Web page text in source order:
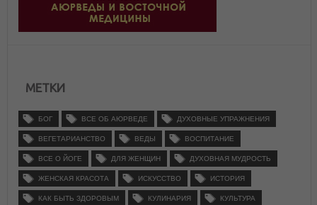
МЕТКИ
БОГ ВСЕ ОБ АЮРВЕДЕ ДУХОВНЫЕ УПРАЖНЕНИЯ
ВЕГЕТАРИАНСТВО ВЕДЫ ВОСПИТАНИЕ
ВСЕ О ЙОГЕ ДЛЯ ЖЕНЩИН ДУХОВНАЯ МУДРОСТЬ
ЖЕНСКАЯ КРАСОТА ИСКУССТВО ИСТОРИЯ
КАК БЫТЬ ЗДОРОВЫМ КУЛИНАРИЯ КУЛЬТУРА